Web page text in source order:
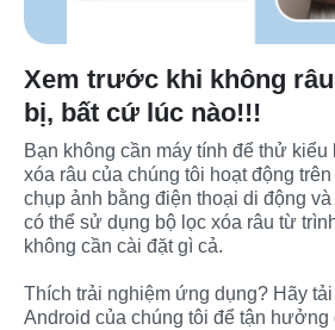
Xem trước khi không
bị, bất cứ lúc nào!!!
Bạn không cần máy tính để thử kiểu
xóa râu của chúng tôi hoạt động
chụp ảnh bằng điện thoại di động
có thể sử dụng bộ lọc xóa râu từ
không cần cài đặt gì cả.
Thích trải nghiệm ứng dụng? Hãy
Android của chúng tôi để tận hưởng